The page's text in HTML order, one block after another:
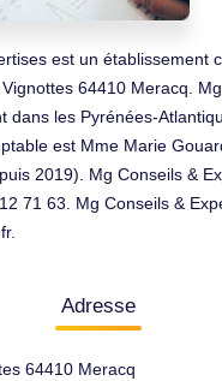
est un établissement
64410 Meracq.
dans les Pyrénées-
est Mme Marie
2019). Mg Conseils &
71 63. Mg Conseils &
Adresse
64410 Meracq